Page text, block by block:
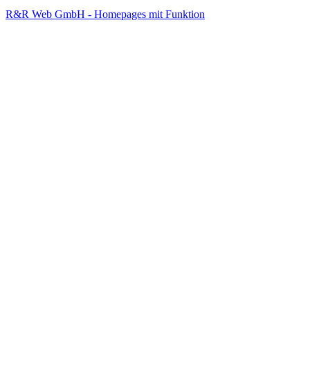
R&R Web GmbH - Homepages mit Funktion